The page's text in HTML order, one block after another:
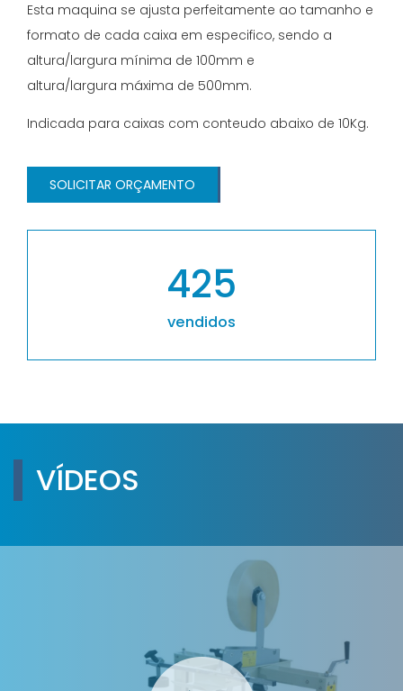
Esta maquina se ajusta perfeitamente ao tamanho e
formato de cada caixa em especifico, sendo a
altura/largura mínima de 100mm e
altura/largura máxima de 500mm.
Indicada para caixas com conteudo abaixo de 10Kg.
SOLICITAR ORÇAMENTO
425
vendidos
VÍDEOS